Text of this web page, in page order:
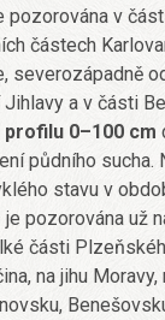
pozorována v
částech
severozápadně
a v části
0–100 cm
půdního sucha.
stavu v
pozorována už
části
na jihu